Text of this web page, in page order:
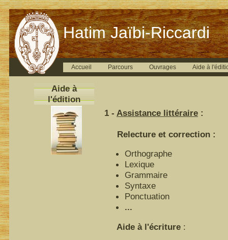
Hatim Jaïbi-Riccardi
Accueil Parcours Ouvrages Aide à
Aide à
l'édition
1 - Assistance littéraire :
Relecture et correction :
Orthographe
Lexique
Grammaire
Syntaxe
Ponctuation
...
Aide à l'écriture :